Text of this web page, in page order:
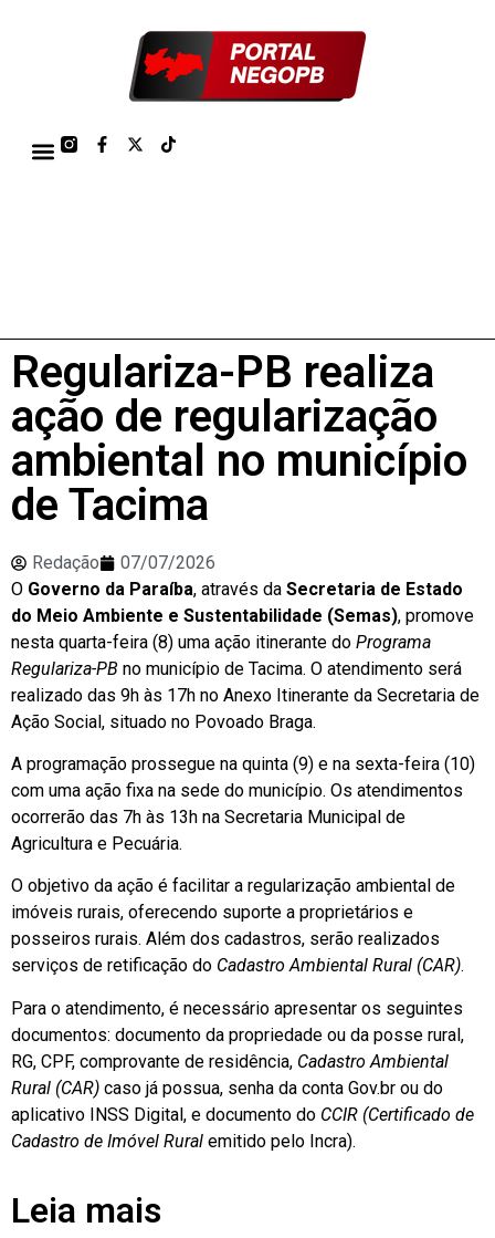
Regulariza-PB realiza
ação de regularização
ambiental no município
de Tacima
Redação
07/07/2026
O Governo da Paraíba, através da Secretaria de Estado
do Meio Ambiente e Sustentabilidade (Semas), promove
nesta quarta-feira (8) uma ação itinerante do Programa
Regulariza-PB no município de Tacima. O atendimento será
realizado das 9h às 17h no Anexo Itinerante da Secretaria de
Ação Social, situado no Povoado Braga.
A programação prossegue na quinta (9) e na sexta-feira (10)
com uma ação fixa na sede do município. Os atendimentos
ocorrerão das 7h às 13h na Secretaria Municipal de
Agricultura e Pecuária.
O objetivo da ação é facilitar a regularização ambiental de
imóveis rurais, oferecendo suporte a proprietários e
posseiros rurais. Além dos cadastros, serão realizados
serviços de retificação do Cadastro Ambiental Rural (CAR).
Para o atendimento, é necessário apresentar os seguintes
documentos: documento da propriedade ou da posse rural,
RG, CPF, comprovante de residência, Cadastro Ambiental
Rural (CAR) caso já possua, senha da conta Gov.br ou do
aplicativo INSS Digital, e documento do CCIR (Certificado de
Cadastro de Imóvel Rural emitido pelo Incra).
Leia mais